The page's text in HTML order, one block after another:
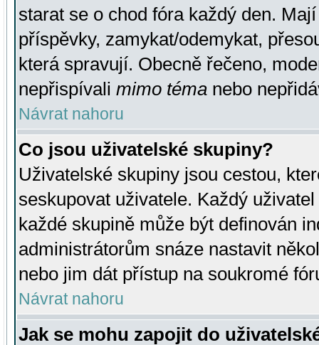
starat se o chod fóra každý den.
příspěvky, zamykat/odemykat,
která spravují. Obecně řečeno,
nepřispívali mimo téma nebo
Návrat nahoru
Co jsou uživatelské skupiny?
Uživatelské skupiny jsou cestou,
seskupovat uživatele. Každý
každé skupině může být definován
administrátorům snáze nastavit
nebo jim dát přístup na soukromé
Návrat nahoru
Jak se mohu zapojit do